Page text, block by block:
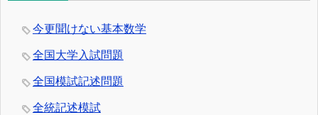
今更聞けない基本数学
全国大学入試問題
全国模試記述問題
全統記述模試